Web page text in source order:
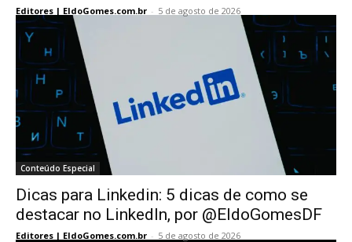
Editores | EldoGomes.com.br - 5 de agosto de 2026
Conteúdo Especial
Dicas para Linkedin: 5 dicas de como se
destacar no LinkedIn, por @EldoGomesDF
Editores | EldoGomes.com.br - 5 de agosto de 2026